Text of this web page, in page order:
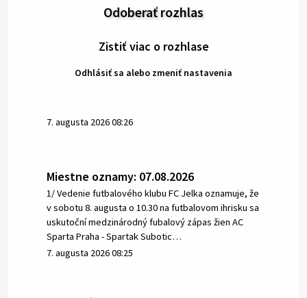
Odoberať rozhlas
Zistiť viac o rozhlase
Odhlásiť sa alebo zmeniť nastavenia
7. augusta 2026 08:26
Miestne oznamy: 07.08.2026
1/ Vedenie futbalového klubu FC Jelka oznamuje, že
v sobotu 8. augusta o 10.30 na futbalovom ihrisku sa
uskutoční medzinárodný fubalový zápas žien AC
Sparta Praha - Spartak Subotic…
7. augusta 2026 08:25